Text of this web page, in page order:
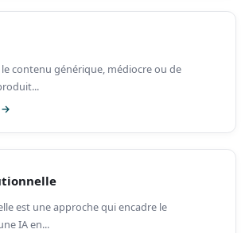
le contenu générique, médiocre ou de
→
est une approche qui encadre le
IA en...